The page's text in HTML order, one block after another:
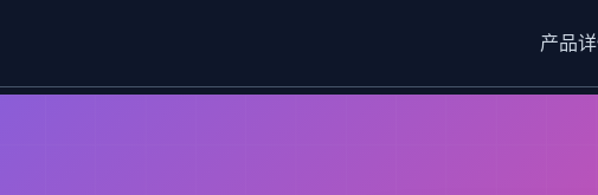
产品